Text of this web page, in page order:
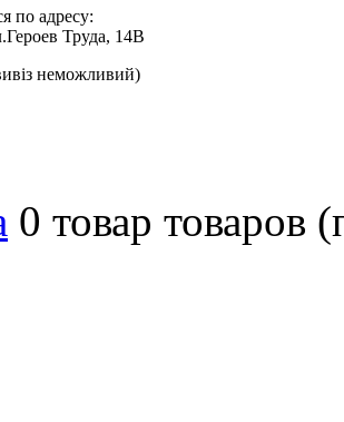
по адресу:
Труда, 14В
неможливий)
0 товар товаров